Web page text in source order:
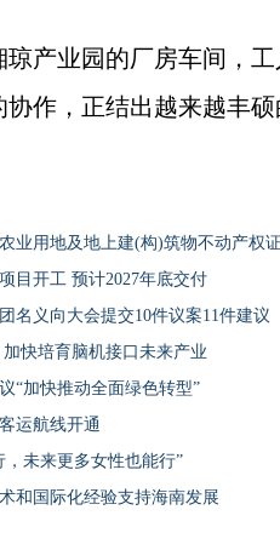
业园的厂房车间，工
作，正结出越来越丰硕
业用地及地上建(构)筑物不动产权证
目开工 预计2027年底交付
名义向大会提交10件议案11件建议
快培育脑机接口未来产业
“加快推动全面绿色转型”
运航线开通
，未来更多女性也能行”
和国际化经验支持海南发展